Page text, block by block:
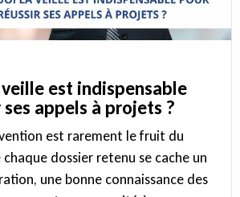
est indispensable
appels à projets ?
est rarement le fruit du
dossier retenu se cache un
une bonne connaissance des